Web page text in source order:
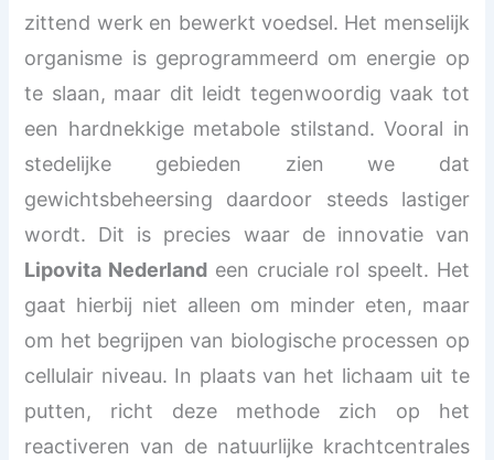
zittend werk en bewerkt voedsel. Het menselijk
organisme is geprogrammeerd om energie op
te slaan, maar dit leidt tegenwoordig vaak tot
een hardnekkige metabole stilstand. Vooral in
stedelijke gebieden zien we dat
gewichtsbeheersing daardoor steeds lastiger
wordt. Dit is precies waar de innovatie van
Lipovita Nederland een cruciale rol speelt. Het
gaat hierbij niet alleen om minder eten, maar
om het begrijpen van biologische processen op
cellulair niveau. In plaats van het lichaam uit te
putten, richt deze methode zich op het
reactiveren van de natuurlijke krachtcentrales